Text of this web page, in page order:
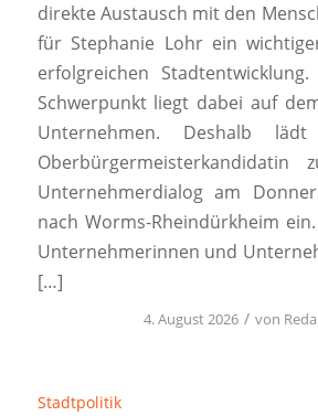
direkte Austausch mit den
für Stephanie Lohr ein
erfolgreichen
Schwerpunkt liegt dabei auf
Unternehmen. Deshalb
Oberbürgermeisterkandidatin
Unternehmerdialog am
nach Worms-Rheindürkheim
Unternehmerinnen und
[…]
4. August 2026 / von
Stadtpolitik